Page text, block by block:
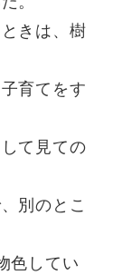
きは、樹
育てをす
て見ての
別のとこ
色してい